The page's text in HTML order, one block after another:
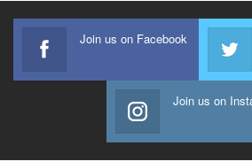
Join us on Facebook
Join us on